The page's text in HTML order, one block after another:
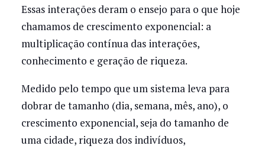
Essas interações deram o ensejo para o que hoje
chamamos de crescimento exponencial: a
multiplicação contínua das interações,
conhecimento e geração de riqueza.
Medido pelo tempo que um sistema leva para
dobrar de tamanho (dia, semana, mês, ano), o
crescimento exponencial, seja do tamanho de
uma cidade, riqueza dos indivíduos,